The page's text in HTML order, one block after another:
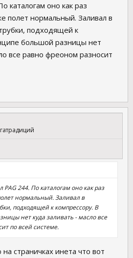
каталогам оно как раз
полет нормальный. Заливал в
подходящей к
большой разницы нет
все равно фреоном разносит
PAG 244. По каталогам оно как раз
нормальный. Заливал в
подходящей к компрессору. В
нет куда заливать - масло все
по всей системе.
страничках инета что вот